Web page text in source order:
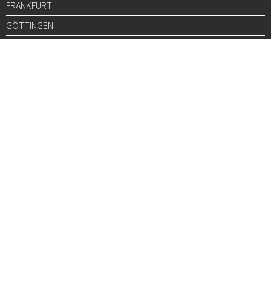
FRANKFURT
GÖTTINGEN